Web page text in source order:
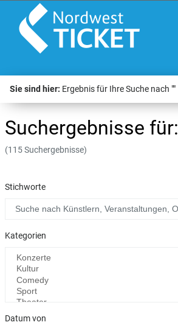
Sie sind hier: Ergebnis für Ihre Suche nach ""
Suchergebnisse für:
(115 Suchergebnisse)
Stichworte
Kategorien
Datum von